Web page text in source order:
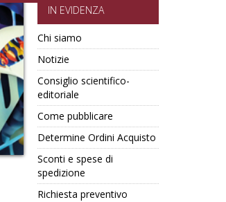
IN EVIDENZA
Chi siamo
Notizie
Consiglio scientifico-
editoriale
Come pubblicare
Determine Ordini Acquisto
Sconti e spese di
spedizione
Richiesta preventivo